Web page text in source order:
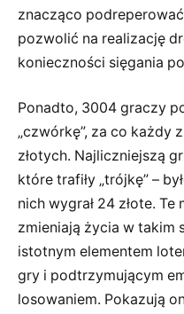
znacząco
pozwolić na realizację
konieczności sięgania
Ponadto, 3004 graczy
„czwórkę”, za co każdy
złotych. Najliczniejszą
które trafiły „trójkę” –
nich wygrał 24 złote.
zmieniają życia w takim
istotnym elementem
gry i podtrzymującym
losowaniem. Pokazują